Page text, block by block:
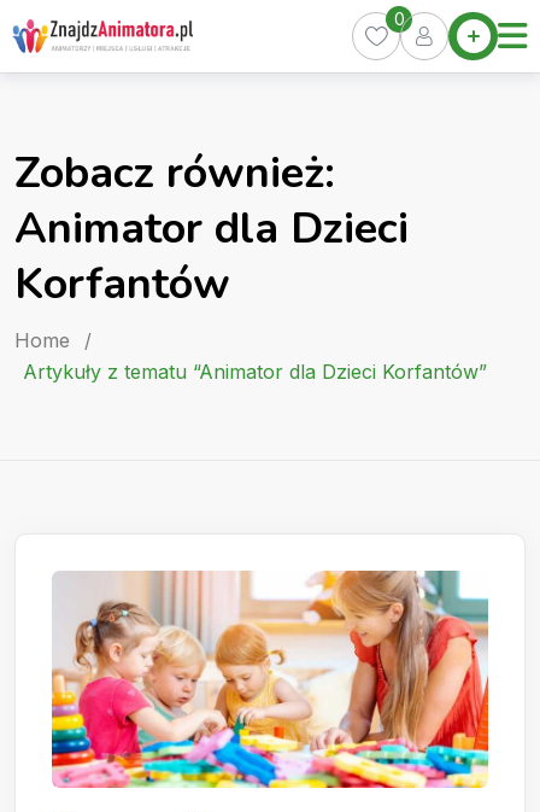
Skip
to
content
Home
Oferty
Kurs
0
Zobacz również:
Animator dla Dzieci
Korfantów
Home
/
Artykuły z tematu “Animator dla Dzieci Korfantów”